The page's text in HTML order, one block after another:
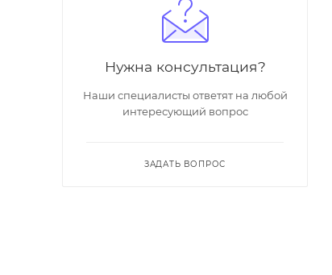
Нужна консультация?
Наши специалисты ответят на любой
интересующий вопрос
ЗАДАТЬ ВОПРОС